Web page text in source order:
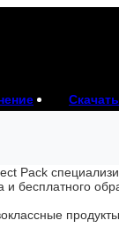
Скачать
Pack
бесплатного